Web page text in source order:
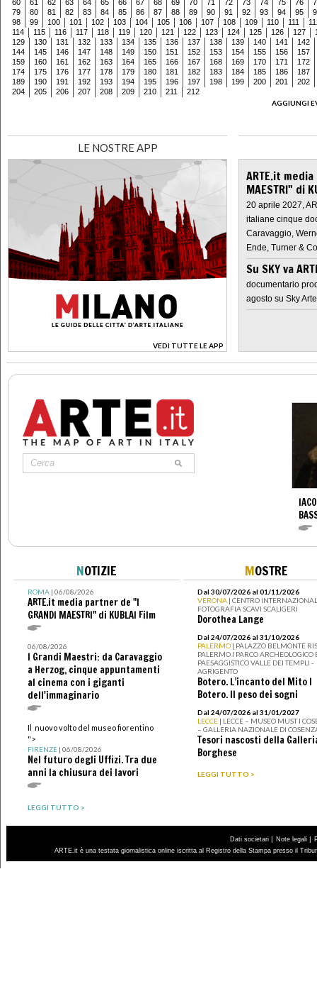
60 61 62 63 64 65 66 67 68 69 70 71 72 73 74 75 76
79
80 81 82 83 84 85 86 87 88 89 90 91 92 93 94 95
98
99 100 101 102 103 104 105 106 107 108 109 110 111
114
115 116 117 118 119 120 121 122 123 124 125 126 127
129
130 131 132 133 134 135 136 137 138 139 140 141
142
144
145 146 147 148 149 150 151 152 153 154 155 156
157
159
160 161 162 163 164 165 166 167 168 169 170 171
172
174
175 176 177 178 179 180 181 182 183 184 185 186
187
189
190 191 192 193 194 195 196 197 198 199 200 201
202
204
205 206 207 208 209 210 211
212
AGGIUNGI
LE NOSTRE APP
VEDI TUTTE LE APP
>
ARTE.it
MAESTRI" di
20 aprile 2027,
italiane cinque
Caravaggio,
Ende, Turner &
Su SKY va
documentario
agosto su Sky Arte
NOTIZIE
ROMA| 06/08/2026
ARTE.it media partner de "I
GRANDI MAESTRI" di KUBLAI Film
06/08/2026
I Grandi Maestri: da Caravaggio
a Herzog, cinque appuntamenti
al cinema con i giganti
dell'immaginario
Il nuovo volto del museo fiorentino
">
FIRENZE| 06/08/2026
Nel futuro degli Uffizi. Tra due
anni la chiusura dei lavori
LEGGI TUTTO >
MOSTRE
Dal 30/07/2026 al 01/11/2026
VERONA | CENTRO
FOTOGRAFIA SCAVI SCALIGERI
Dorothea Lange
Dal 24/07/2026 al 31/10/2026
PALERMO | PALAZZO BELMONTE
PALERMO I PARCO ARCHEOLOGICO
PAESAGGISTICO VALLE DEI TEMPLI -
AGRIGENTO
Botero. L’incanto del Mito I
Botero. Il peso dei sogni
Dal 24/07/2026 al 31/01/2027
LECCE | LECCE – MUSEO MUST I
– GALLERIA NAZIONALE DI
Tesori nascosti della
Borghese
LEGGI TUTTO >
Dati societari | Note legali |
ARTE.it è una testata giornalistica online iscritta al Registro della Stampa presso il